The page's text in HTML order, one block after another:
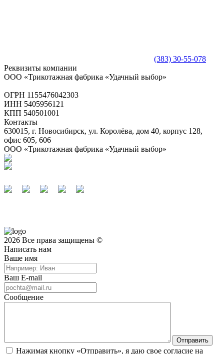
(383) 30-55-078
Реквизиты компании
ООО «Трикотажная фабрика «Удачный выбор»
ОГРН 1155476042303
ИНН 5405956121
КПП 540501001
Контакты
630015, г. Новосибирск, ул. Королёва, дом 40, корпус 128,
офис 605, 606
ООО «Трикотажная фабрика «Удачный выбор»
2026 Все права защищены ©
Написать нам
Ваше имя
Ваш E-mail
Сообщение
Нажимая кнопку «Отправить», я даю свое согласие на